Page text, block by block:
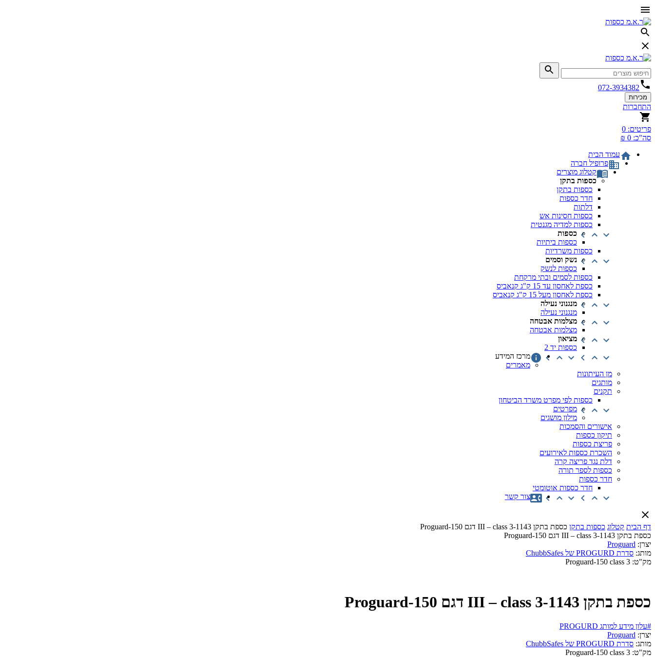
072-3934382
מכירות
התחברות
פריטים: 0
סה"כ: 0 ₪
עמוד הבית
פרופיל חברה
קטלוג מוצרים
כספות בתקן
כספות בתקן
חדר כספות
דלתות
כספות חסינות אש
כספות למדיה מגנטית
כספות
כספות ביתיות
כספות משרדיות
נשק וסמים
כספות לנשק
כספות לסמים ובתי מרקחת
כספת לאחסון עד 15 ק"ג קנאביס
כספת לאחסון מעל 15 ק"ג קנאביס
מנגנוני נעילה
מנגנוני נעילה
מצלמות אבטחה
מצלמות אבטחה
מציאון
כספות יד 2
מרכז המידע
מאמרים
מן העיתונות
מותגים
תקנים
כספות לפי מפרט משרד הביטחון
מפרטים
מילון מושגים
אישורים והסמכות
תיקון כספות
פריצת כספות
השכרת כספות לאירועים
דלת נגד פריצה קרה
כספות לספר תורה
חדר כספות
חדר כספות אוטומטי
צור קשר
דף הבית קטלוג כספות בתקן כספת בתקן 1143-III – class 3 דגם 150-Proguard
כספת בתקן 1143-III – class 3 דגם 150-Proguard
יצרן: Proguard
מותג: סדרת PROGURD של ChubbSafes
מק"ט: Proguard-150 class 3
כספת בתקן 1143-III – class 3 דגם 150-Proguard
#עלון מידע למותג PROGURD
יצרן: Proguard
מותג: סדרת PROGURD של ChubbSafes
מק"ט: Proguard-150 class 3